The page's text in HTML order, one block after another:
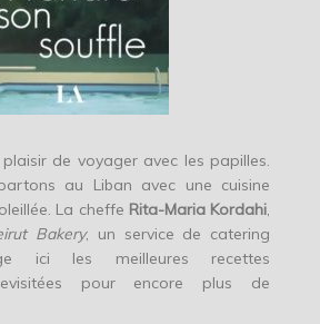
plaisir de voyager avec les papilles.
au Liban avec une cuisine
La cheffe Rita-Maria Kordahi,
Bakery, un service de catering
ici les meilleures recettes
pour encore plus de